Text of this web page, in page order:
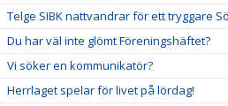
Telge SIBK nattvandrar för ett tryggare
Du har väl inte glömt Föreningshäftet?
Vi söker en kommunikatör?
Herrlaget spelar för livet på lördag!